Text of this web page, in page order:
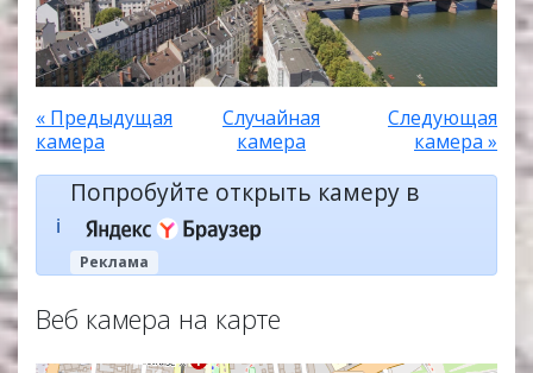
« Предыдущая
камера
Случайная
камера
Следующая
камера »
ℹ️
Попробуйте открыть камеру в
Реклама
Веб камера на карте